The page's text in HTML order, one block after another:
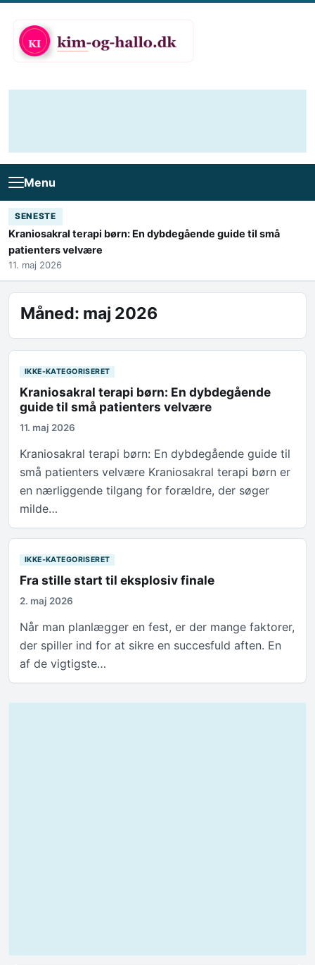
Menu
SENESTE
Kraniosakral terapi børn: En dybdegående guide til små
patienters velvære
11. maj 2026
Måned: maj 2026
IKKE-KATEGORISERET
Kraniosakral terapi børn: En dybdegående
guide til små patienters velvære
11. maj 2026
Kraniosakral terapi børn: En dybdegående guide til
små patienters velvære Kraniosakral terapi børn er
en nærliggende tilgang for forældre, der søger
milde…
IKKE-KATEGORISERET
Fra stille start til eksplosiv finale
2. maj 2026
Når man planlægger en fest, er der mange faktorer,
der spiller ind for at sikre en succesfuld aften. En
af de vigtigste…